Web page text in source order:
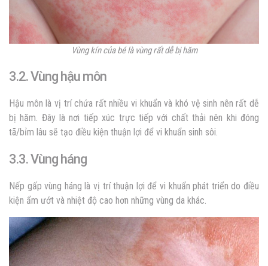
Vùng kín của bé là vùng rất dễ bị hăm
3.2. Vùng hậu môn
Hậu môn là vị trí chứa rất nhiều vi khuẩn và khó vệ sinh nên rất dễ
bị hăm. Đây là nơi tiếp xúc trực tiếp với chất thải nên khi đóng
tã/bỉm lâu sẽ tạo điều kiện thuận lợi để vi khuẩn sinh sôi.
3.3. Vùng háng
Nếp gấp vùng háng là vị trí thuận lợi để vi khuẩn phát triển do điều
kiện ẩm ướt và nhiệt độ cao hơn những vùng da khác.